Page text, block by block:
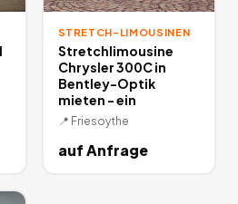
STRETCH-LIMOUSINEN
Stretchlimousine
Chrysler 300C in
Bentley-Optik
mieten - ein
📍 Friesoythe
auf Anfrage